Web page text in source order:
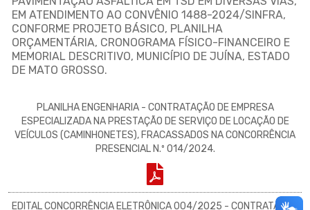
EM ATENDIMENTO AO CONVÊNIO 1488-2024/SINFRA,
CONFORME PROJETO BÁSICO, PLANILHA
ORÇAMENTÁRIA, CRONOGRAMA FÍSICO-FINANCEIRO E
MEMORIAL DESCRITIVO, MUNICÍPIO DE JUÍNA, ESTADO
DE MATO GROSSO.
PLANILHA ENGENHARIA - CONTRATAÇÃO DE EMPRESA
ESPECIALIZADA NA PRESTAÇÃO DE SERVIÇO DE LOCAÇÃO DE
VEÍCULOS (CAMINHONETES), FRACASSADOS NA CONCORRÊNCIA
PRESENCIAL N.º 014/2024.
EDITAL CONCORRÊNCIA ELETRÔNICA 004/2025 - CONTRATAÇÃO